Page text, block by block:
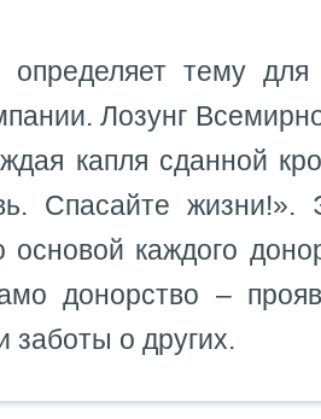
тему для
Лозунг
капля сданной
Спасайте жизни!».
основой каждого
донорство –
заботы о других.